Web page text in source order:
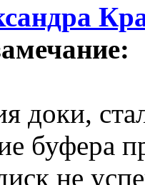
доки,
буфера
не